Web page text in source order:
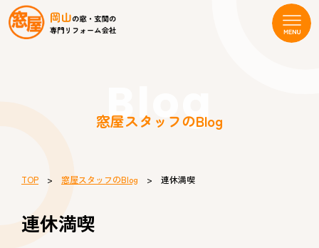
Blog
窓屋スタッフのBlog
TOP > 窓屋スタッフのBlog > 連休満喫
連休満喫